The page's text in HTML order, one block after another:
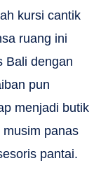
kursi cantik
ruang ini
Bali dengan
pun
menjadi butik
musim panas
pantai.